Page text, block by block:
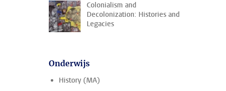
Colonialism and
Decolonization: Histories and
Legacies
Onderwijs
History (MA)